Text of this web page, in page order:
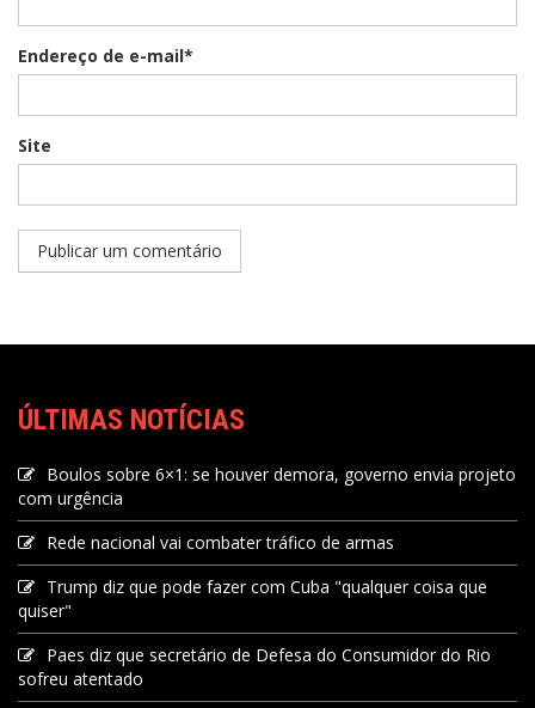
Endereço de e-mail*
Site
ÚLTIMAS NOTÍCIAS
Boulos sobre 6×1: se houver demora, governo envia projeto
com urgência
Rede nacional vai combater tráfico de armas
Trump diz que pode fazer com Cuba "qualquer coisa que
quiser"
Paes diz que secretário de Defesa do Consumidor do Rio
sofreu atentado